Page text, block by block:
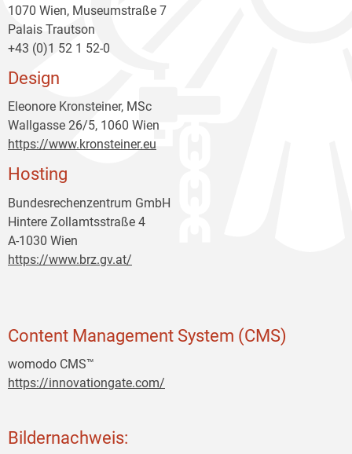
1070 Wien, Museumstraße 7
Palais Trautson
+43 (0)1 52 1 52-0
Design
Eleonore Kronsteiner, MSc
Wallgasse 26/5, 1060 Wien
https://www.kronsteiner.eu
Hosting
Bundesrechenzentrum GmbH
Hintere Zollamtsstraße 4
A-1030 Wien
https://www.brz.gv.at/
Content Management System (CMS)
womodo CMS™
https://innovationgate.com/
Bildernachweis: